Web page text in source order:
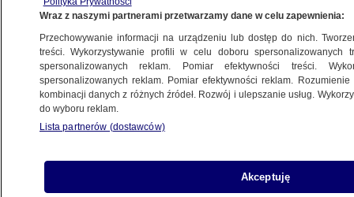
Wraz z naszymi partnerami przetwarzamy dane w celu zapewnienia:
Przechowywanie informacji na urządzeniu lub dostęp do nich.
treści. Wykorzystywanie profili w celu doboru spersonalizowanych
spersonalizowanych reklam. Pomiar efektywności treści.
spersonalizowanych reklam. Pomiar efektywności reklam.
kombinacji danych z różnych źródeł. Rozwój i ulepszanie usług.
do wyboru reklam.
Lista partnerów (dostawców)
Akceptuję